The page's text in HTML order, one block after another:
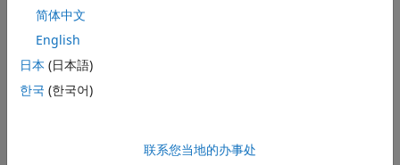
Management of BeagleBone Black Files
Exchanging files with BeagleBone Black hardware.
疑难解答
Troubleshoot Linux commands on BeagleBone Black
简体中文
English
日本 (日本語)
한국 (한국어)
联系您当地的办事处